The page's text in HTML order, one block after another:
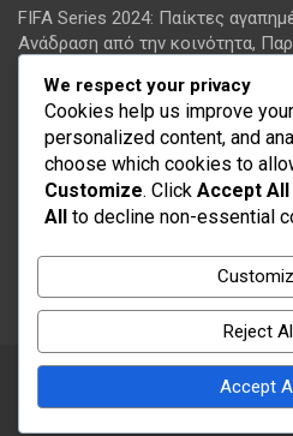
FIFA Series 2024: Παίκτες
Ανάδραση από την κοινότητα,
FIFA Series 2024: Συγκρίσεις
Ανάλυση φόρμας
FIFA Series 2024: Λειτουργίες
Χαρακτηριστικά, Επιλογές
FIFA Series 2024: Ασκήσεις
Copyright © 2026
We respect your privacy
Cookies help us improve
personalized content, and
choose which cookies to
Customize. Click Accept All
All to decline non-essential
Reject
Accept